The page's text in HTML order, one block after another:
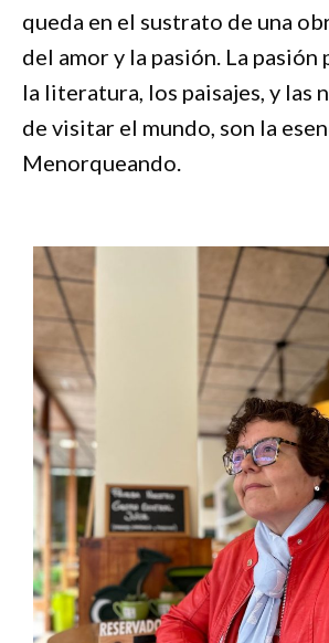
queda en el sustrato de una
del amor y la pasión. La pasión
la literatura, los paisajes, y las
de visitar el mundo, son la
Menorqueando.